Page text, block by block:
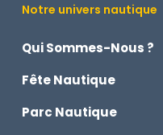
Notre univers nautique
Qui Sommes-Nous ?
Fête Nautique
Parc Nautique